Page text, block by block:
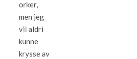
orker,
men jeg
vil aldri
kunne
krysse av